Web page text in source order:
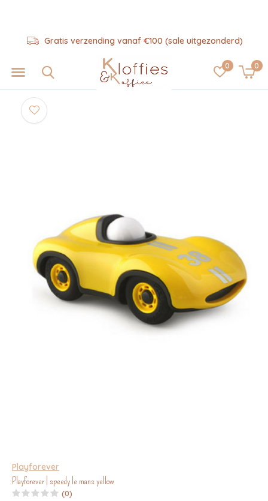
0 0
Gratis verzending vanaf €100 (sale uitgezonderd)
Playforever
Playforever | speedy le mans yellow
(0)